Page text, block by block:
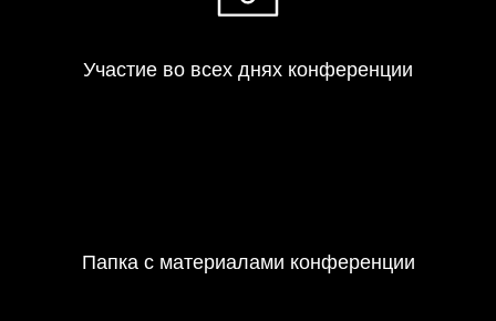
Участие во всех днях конференции
Папка с материалами конференции